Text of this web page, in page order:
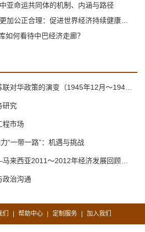
亚命运共同体的机制、内涵与路径
如何看待中巴经济走廊？
华政策的演变（1945年12月～1947年1月）
研究
程市场
“一带一路”：机遇与挑战
西亚2011～2012年经济发展回顾与展望
政治沟通
帮助中心 定制服务 加入我们